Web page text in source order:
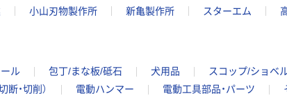
小山刃物製作所 新亀製作所 スターエム
ル 包丁/まな板/砥石 犬用品 スコップ/ショベ
・切削） 電動ハンマー 電動工具部品・パーツ